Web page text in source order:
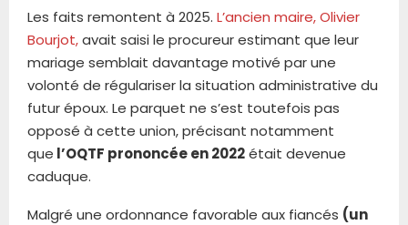
Les faits remontent à 2025. L’ancien maire, Olivier
Bourjot,avait saisi le procureur estimant que leur
mariage semblait davantage motivé par une
volonté de régulariser la situation administrative du
futur époux. Le parquet ne s’est toutefois pas
opposé à cette union, précisant notamment
que l’OQTF prononcée en 2022était devenue
caduque.
Malgré une ordonnance favorable aux fiancés (un